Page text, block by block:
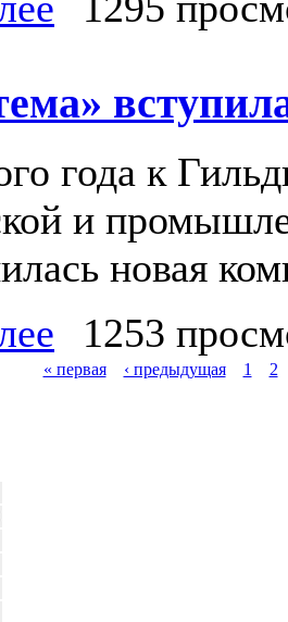
года к
и
новая
1253
« первая ‹ предыдущая 1 2